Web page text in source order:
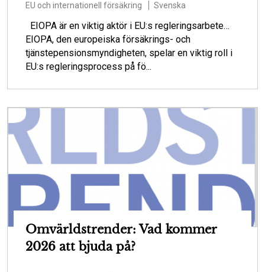
EU och internationell försäkring Svenska
EIOPA är en viktig aktör i EU:s regleringsarbete…
EIOPA, den europeiska försäkrings- och
tjänstepensionsmyndigheten, spelar en viktig roll i
EU:s regleringsprocess på fö...
Omvärldstrender: Vad kommer
2026 att bjuda på?